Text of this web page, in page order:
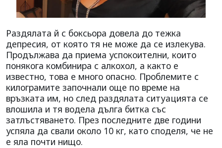
Раздялата й с боксьора довела до тежка
депресия, от която тя не може да се излекува.
Продължава да приема успокоителни, които
понякога комбинира с алкохол, а както е
известно, това е много опасно. Проблемите с
килограмите започнали още по време на
връзката им, но след раздялата ситуацията се
влошила и тя водела дълга битка със
затлъстяването. През последните две години
успяла да свали около 10 кг, като споделя, че не
е яла почти нищо.